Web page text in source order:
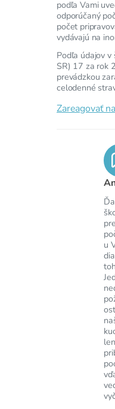
podľa Vami
odporúčaný
počet
vydávajú na
Podľa údajov
SR) 17 za rok
prevádzkou
celodenné
Zareagovať
u